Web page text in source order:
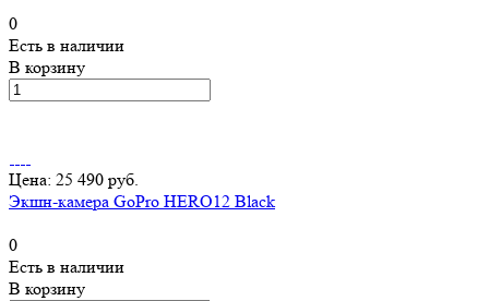
0
Есть в наличии
В корзину
Цена: 25 490 руб.
Экшн-камера GoPro HERO12 Black
0
Есть в наличии
В корзину